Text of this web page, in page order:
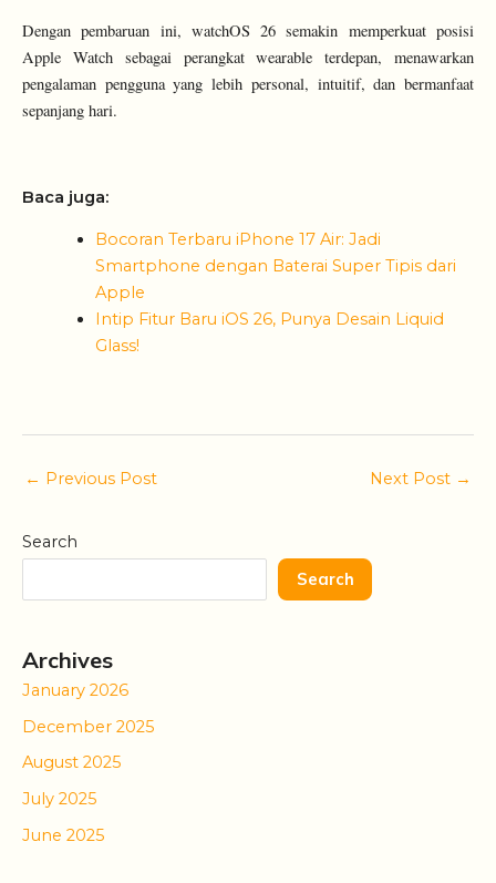
Dengan pembaruan ini, watchOS 26 semakin memperkuat posisi
Apple Watch sebagai perangkat wearable terdepan, menawarkan
pengalaman pengguna yang lebih personal, intuitif, dan bermanfaat
sepanjang hari.
Baca juga:
Bocoran Terbaru iPhone 17 Air: Jadi
Smartphone dengan Baterai Super Tipis dari
Apple
Intip Fitur Baru iOS 26, Punya Desain Liquid
Glass!
← Previous Post Next Post →
Search
Search
Archives
January 2026
December 2025
August 2025
July 2025
June 2025